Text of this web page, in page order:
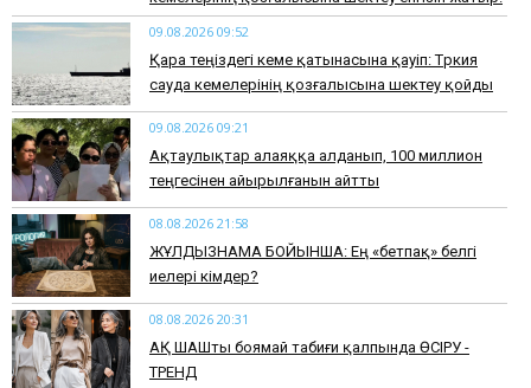
09.08.2026 09:52
Қара теңіздегі кеме қатынасына қауіп: Түркия
сауда кемелерінің қозғалысына шектеу қойды
09.08.2026 09:21
Ақтаулықтар алаяққа алданып, 100 миллион
теңгесінен айырылғанын айтты
08.08.2026 21:58
ЖҰЛДЫЗНАМА БОЙЫНША: Ең «бетпақ» белгі
иелері кімдер?
08.08.2026 20:31
АҚ ШАШты боямай табиғи қалпында ӨСІРУ -
ТРЕНД